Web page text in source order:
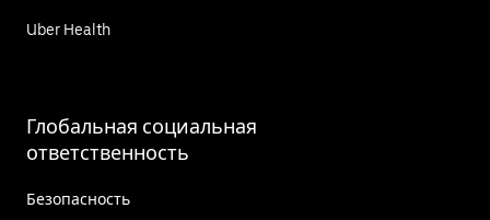
Uber Health
Глобальная социальная
ответственность
Безопасность